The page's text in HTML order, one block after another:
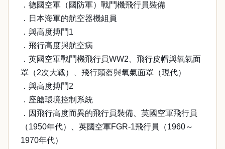
．德國空軍（國防軍）戰鬥機飛行員裝備
．日本海軍的航空器機組員
．與高度搏鬥1
．飛行高度與航空病
．英國空軍戰鬥機飛行員WW2、飛行皮帽與氧氣面
罩（2次大戰）、飛行頭盔與氧氣面罩（現代）
．與高度搏鬥2
．座艙環境控制系統
．因飛行高度而異的飛行員裝備、英國空軍飛行員
（1950年代）、英國空軍FGR-1飛行員（1960～
1970年代）